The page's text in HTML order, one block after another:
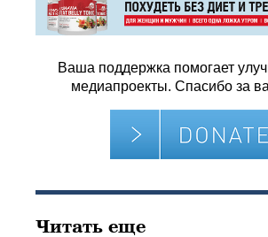
Ваша поддержка помогает
медиапроекты. Спасибо за
Читать еще